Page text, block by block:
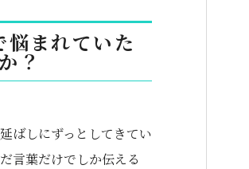
まれていた
？
ばしにずっとしてきてい
言葉だけでしか伝える